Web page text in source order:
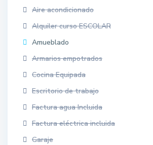
Aire acondicionado
Alquiler curso ESCOLAR
Amueblado
Armarios empotrados
Cocina Equipada
Escritorio de trabajo
Factura agua Incluida
Factura eléctrica incluida
Garaje